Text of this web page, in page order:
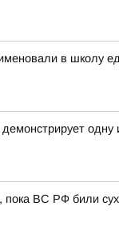
в школу
одну
ВС РФ били